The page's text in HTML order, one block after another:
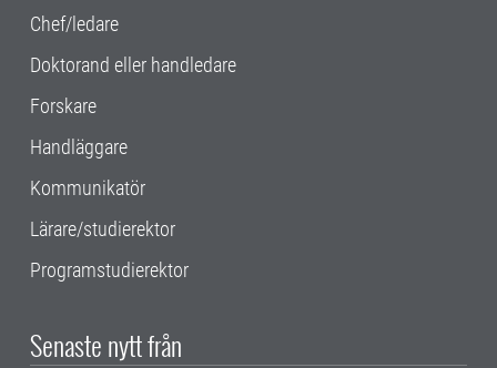
Chef/ledare
Doktorand eller handledare
Forskare
Handläggare
Kommunikatör
Lärare/studierektor
Programstudierektor
Senaste nytt från